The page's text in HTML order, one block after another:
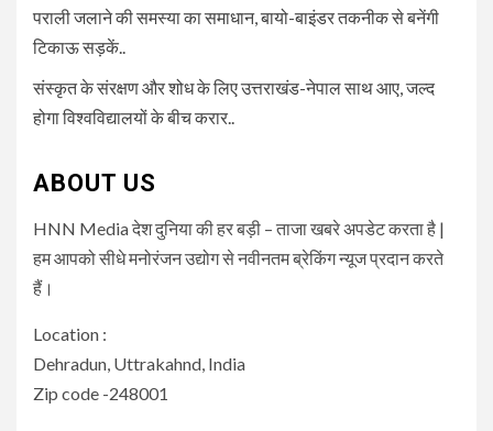
पराली जलाने की समस्या का समाधान, बायो-बाइंडर तकनीक से बनेंगी
टिकाऊ सड़कें..
संस्कृत के संरक्षण और शोध के लिए उत्तराखंड-नेपाल साथ आए, जल्द
होगा विश्वविद्यालयों के बीच करार..
ABOUT US
HNN Media देश दुनिया की हर बड़ी – ताजा खबरे अपडेट करता है |
हम आपको सीधे मनोरंजन उद्योग से नवीनतम ब्रेकिंग न्यूज प्रदान करते
हैं।
Location :
Dehradun, Uttrakahnd, India
Zip code -248001